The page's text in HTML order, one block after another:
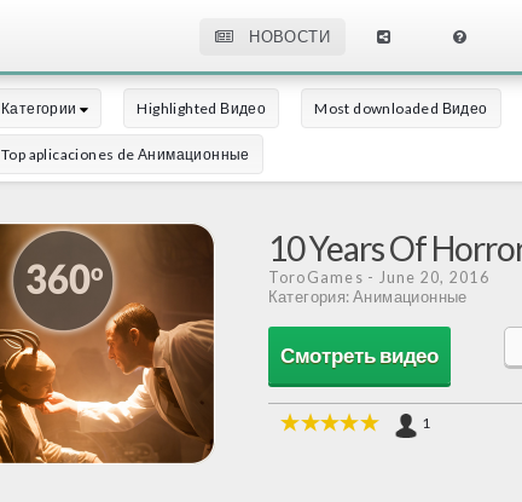
НОВОСТИ
Категории Highlighted Видео Most downloaded Видео
Top aplicaciones de Анимационные
10 Years Of
ToroGames - June 20, 2016
Категория: Анимационные
Смотреть видео
1